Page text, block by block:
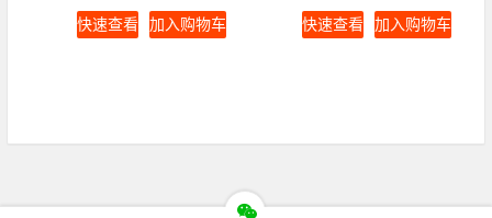
加入购物车
快速查看 加入购物车
快速查看